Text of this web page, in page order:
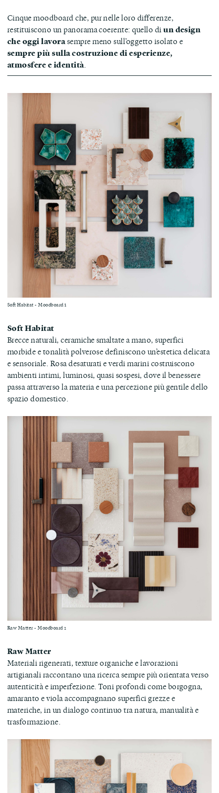
Cinque moodboard che, pur nelle loro differenze,
restituiscono un panorama coerente: quello diun design
che oggi lavorasempre meno sull’oggetto isolato e
sempre più sulla costruzione di esperienze,
atmosfere e identità.
Soft Habitat - Moodboard 1
Soft Habitat
Brecce naturali, ceramiche smaltate a mano, superfici
morbide e tonalità polverose definiscono un’estetica delicata
e sensoriale. Rosa desaturati e verdi marini costruiscono
ambienti intimi, luminosi, quasi sospesi, dove il benessere
passa attraverso la materia e una percezione più gentile dello
spazio domestico.
Raw Matter - Moodboard 2
Raw Matter
Materiali rigenerati, texture organiche e lavorazioni
artigianali raccontano una ricerca sempre più orientata verso
autenticità e imperfezione. Toni profondi come borgogna,
amaranto e viola accompagnano superfici grezze e
materiche, in un dialogo continuo tra natura, manualità e
trasformazione.